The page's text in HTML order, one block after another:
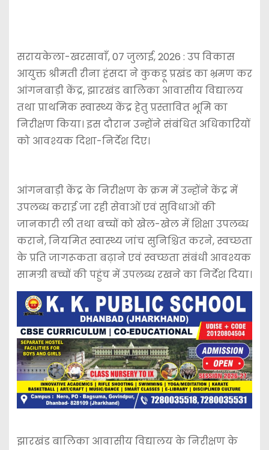
सरायकेला-खरसावाँ, 07 जुलाई, 2026 : उप विकास
आयुक्त श्रीमती रीना हंसदा ने कुकड़ू प्रखंड का भ्रमण कर
आंगनबाड़ी केंद्र, झारखंड बालिका आवासीय विद्यालय
तथा प्राथमिक स्वास्थ्य केंद्र हेतु प्रस्तावित भूमि का
निरीक्षण किया। इस दौरान उन्होंने संबंधित अधिकारियों
को आवश्यक दिशा-निर्देश दिए।
आंगनबाड़ी केंद्र के निरीक्षण के क्रम में उन्होंने केंद्र में
उपलब्ध कराई जा रही सेवाओं एवं सुविधाओं की
जानकारी ली तथा बच्चों को खेल-खेल में शिक्षा उपलब्ध
कराने, नियमित स्वास्थ्य जांच सुनिश्चित करने, स्वच्छता
के प्रति जागरूकता बढ़ाने एवं स्वच्छता संबंधी आवश्यक
सामग्री बच्चों की पहुंच में उपलब्ध रखने का निर्देश दिया।
झारखंड बालिका आवासीय विद्यालय के निरीक्षण के